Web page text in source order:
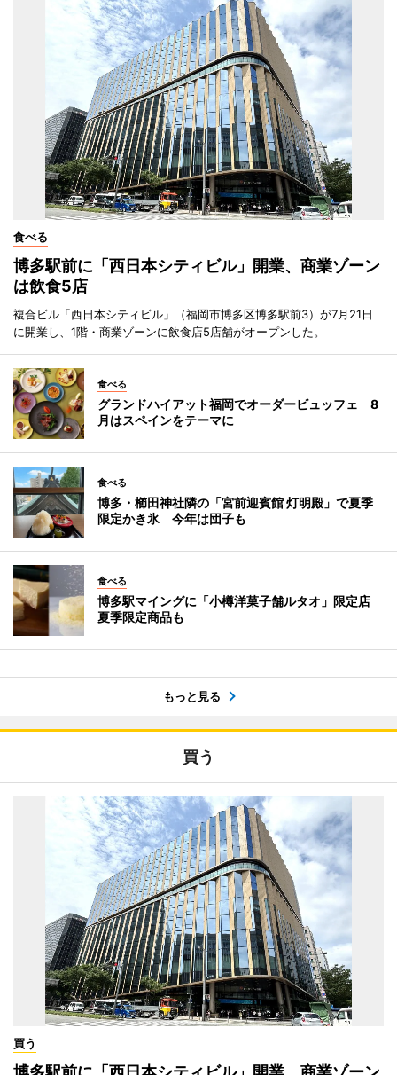
食べる
博多駅前に「西日本シティビル」開業、商業ゾーン
は飲食5店
複合ビル「西日本シティビル」（福岡市博多区博多駅前3）が7月21日
に開業し、1階・商業ゾーンに飲食店5店舗がオープンした。
食べる
グランドハイアット福岡でオーダービュッフェ 8
月はスペインをテーマに
食べる
博多・櫛田神社隣の「宮前迎賓館 灯明殿」で夏季
限定かき氷 今年は団子も
食べる
博多駅マイングに「小樽洋菓子舗ルタオ」限定店
夏季限定商品も
もっと見る
買う
買う